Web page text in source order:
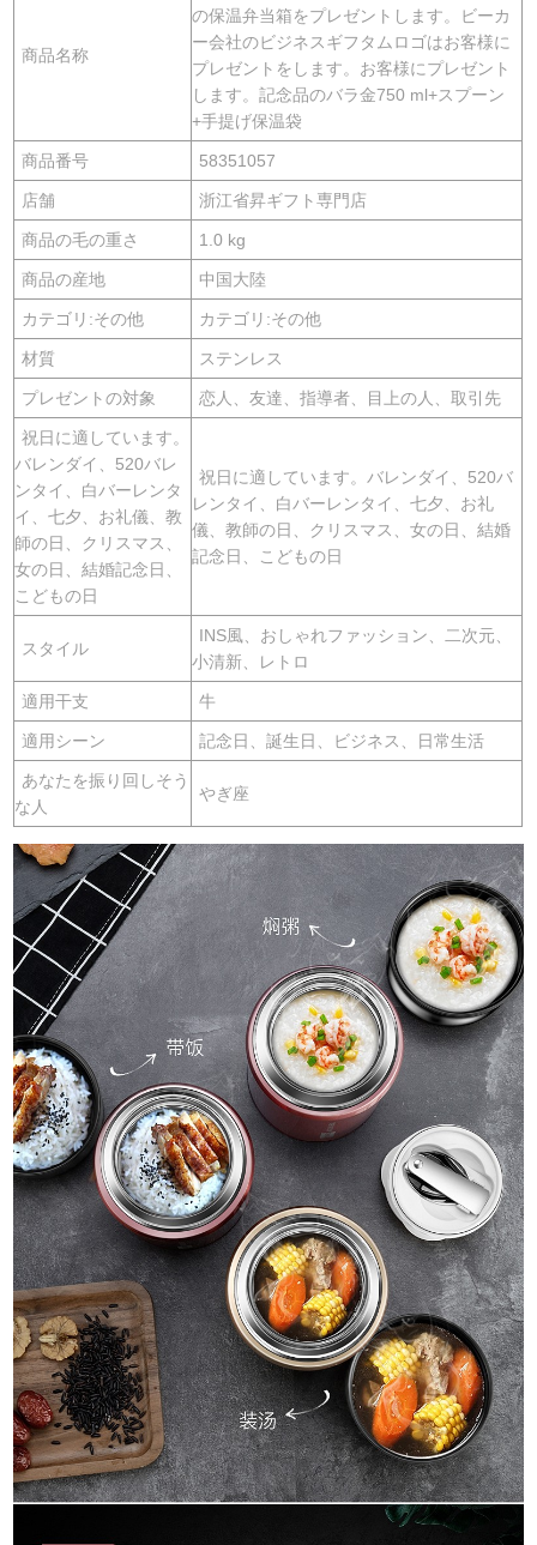
商品名称
の保温弁当箱をプレゼントします。ビーカ
ー会社のビジネスギフタムロゴはお客様に
プレゼントをします。お客様にプレゼント
します。記念品のバラ金750 ml+スプーン
+手提げ保温袋
商品番号 58351057
店舗 浙江省昇ギフト専門店
商品の毛の重さ 1.0 kg
商品の産地 中国大陸
カテゴリ:その他 カテゴリ:その他
材質 ステンレス
プレゼントの対象 恋人、友達、指導者、目上の人、取引先
祝日に適しています。
バレンダイ、520バレ
ンタイ、白バーレンタ
イ、七夕、お礼儀、教
師の日、クリスマス、
女の日、結婚記念日、
こどもの日
祝日に適しています。バレンダイ、520バ
レンタイ、白バーレンタイ、七夕、お礼
儀、教師の日、クリスマス、女の日、結婚
記念日、こどもの日
スタイル
INS風、おしゃれファッション、二次元、
小清新、レトロ
適用干支 牛
適用シーン 記念日、誕生日、ビジネス、日常生活
あなたを振り回しそう
な人
やぎ座